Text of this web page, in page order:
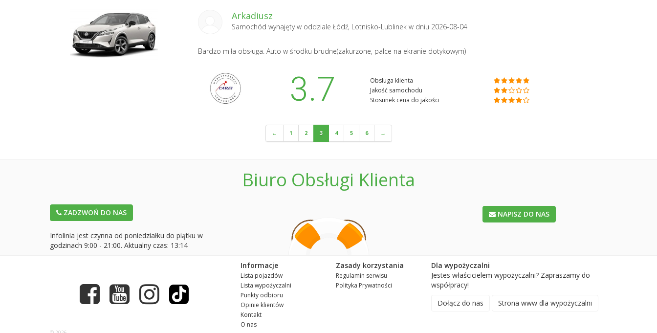
Arkadiusz
Samochód wynajęty w oddziale Łódź, Lotnisko-Lublinek w dniu 2026-08-04
Bardzo miła obsługa. Auto w środku brudne(zakurzone, palce na ekranie dotykowym)
3.7
Obsługa klienta
Jakość samochodu
Stosunek cena do jakości
← 1 2 3 4 5 6 →
Biuro Obsługi Klienta
ZADZWOŃ DO NAS
Infolinia jest czynna od poniedziałku do piątku w
godzinach 9:00 - 21:00. Aktualny czas: 13:14
NAPISZ DO NAS
Informacje
Lista pojazdów
Lista wypożyczalni
Punkty odbioru
Opinie klientów
Kontakt
O nas
Zasady korzystania
Regulamin serwisu
Polityka Prywatności
Dla wypożyczalni
Jestes właścicielem wypożyczalni? Zapraszamy do
współpracy!
Dołącz do nas
Strona www dla wypożyczalni